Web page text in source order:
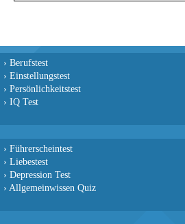
› Berufstest
› Einstellungstest
› Persönlichkeitstest
› IQ Test
› Führerscheintest
› Liebestest
› Depression Test
› Allgemeinwissen Quiz